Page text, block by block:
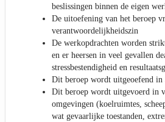
beslissingen binnen de eigen
De uitoefening van het beroep
verantwoordelijkheidszin
De werkopdrachten worden
en er heersen in veel gevallen
stressbestendigheid en
Dit beroep wordt uitgeoefend
Dit beroep wordt uitgevoerd in
omgevingen (koelruimtes,
wat gevaarlijke toestanden,